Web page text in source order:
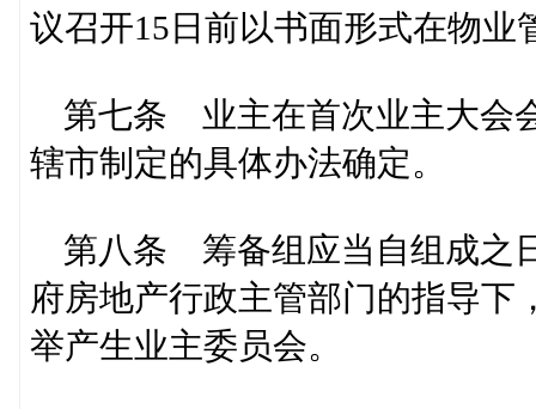
议召开15日前以书面形式在物业
第七条 业主在首次业主大会
辖市制定的具体办法确定。
第八条 筹备组应当自组成之
府房地产行政主管部门的指导下
举产生业主委员会。